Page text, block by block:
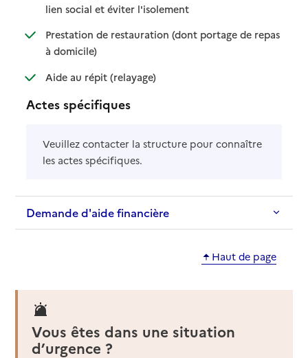
lien social et éviter l'isolement: disponible
: non disponible
Prestation de restauration (dont portage de repas
à domicile): disponible
: non disponible
Aide au répit (relayage): disponible
: non disponible
Actes spécifiques
Veuillez contacter la structure pour connaître
les actes spécifiques.
Demande d'aide financière
Haut de page
Vous êtes dans une situation
d’urgence ?